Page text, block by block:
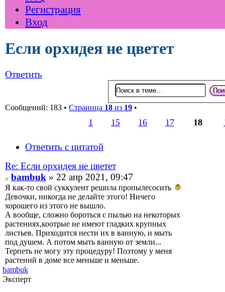
Регистрация
Вход
Если орхидея не цветет
Ответить
Сообщений: 183 • Страница 18 из 19 •
1 15 16 17 18
Ответить с цитатой
Re: Если орхидея не цветет
bambuk» 22 апр 2021, 09:47
Я как-то свой суккулент решила пропылесосить
Девочки, никогда не делайте этого! Ничего
хорошего из этого не вышло.
А вообще, сложно бороться с пылью на некоторых
растениях,коотрые не имеют гладких крупных
листьев. Приходится нести их в ванную, и мыть
под душем. А потом мыть ванную от земли...
Терпеть не могу эту процедуру! Поэтому у меня
растений в доме все меньше и меньше.
bambuk
Эксперт